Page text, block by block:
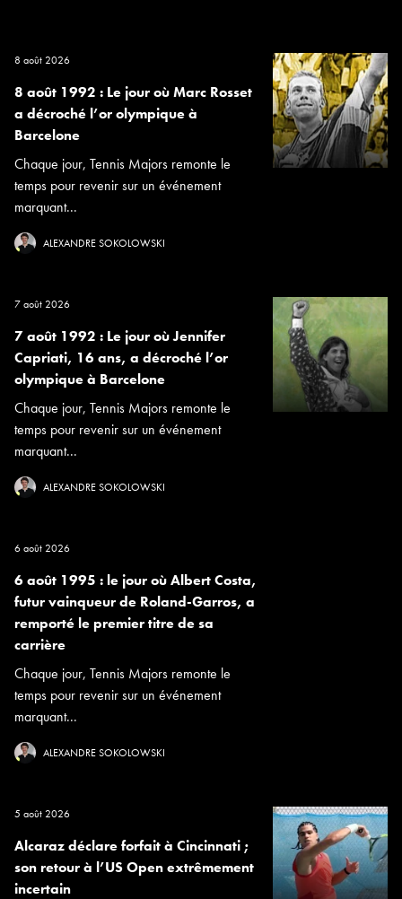
8 août 2026
8 août 1992 : Le jour où Marc Rosset
a décroché l’or olympique à
Barcelone
Chaque jour, Tennis Majors remonte le
temps pour revenir sur un événement
marquant...
ALEXANDRE SOKOLOWSKI
7 août 2026
7 août 1992 : Le jour où Jennifer
Capriati, 16 ans, a décroché l’or
olympique à Barcelone
Chaque jour, Tennis Majors remonte le
temps pour revenir sur un événement
marquant...
ALEXANDRE SOKOLOWSKI
6 août 2026
6 août 1995 : le jour où Albert Costa,
futur vainqueur de Roland-Garros, a
remporté le premier titre de sa
carrière
Chaque jour, Tennis Majors remonte le
temps pour revenir sur un événement
marquant...
ALEXANDRE SOKOLOWSKI
5 août 2026
Alcaraz déclare forfait à Cincinnati ;
son retour à l’US Open extrêmement
incertain